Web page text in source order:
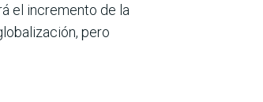
el incremento de la
pero